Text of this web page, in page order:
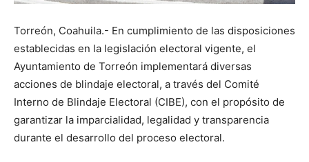
Torreón, Coahuila.- En cumplimiento de las disposiciones
establecidas en la legislación electoral vigente, el
Ayuntamiento de Torreón implementará diversas
acciones de blindaje electoral, a través del Comité
Interno de Blindaje Electoral (CIBE), con el propósito de
garantizar la imparcialidad, legalidad y transparencia
durante el desarrollo del proceso electoral.